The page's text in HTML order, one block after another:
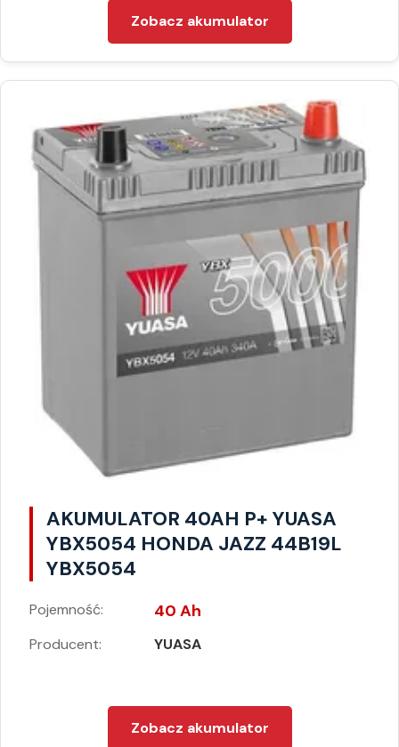
Zobacz akumulator
AKUMULATOR 40AH P+ YUASA
YBX5054 HONDA JAZZ 44B19L
YBX5054
Pojemność: 40 Ah
Producent: YUASA
Zobacz akumulator